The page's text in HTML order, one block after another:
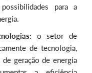
para a
o setor de
de tecnologia,
geração de energia